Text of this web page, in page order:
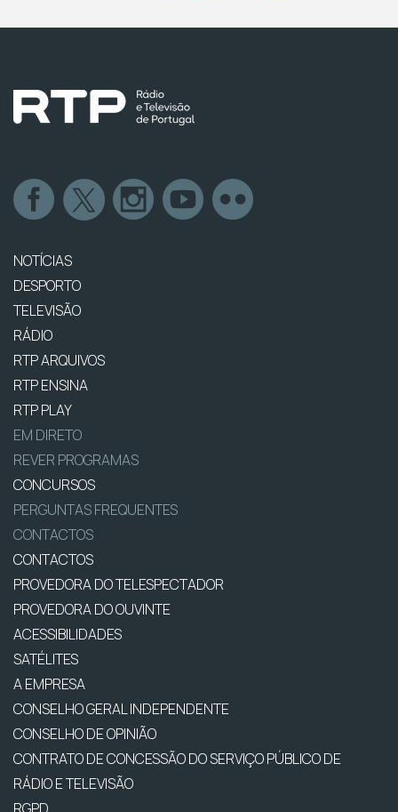
NOTÍCIAS
DESPORTO
TELEVISÃO
RÁDIO
RTP ARQUIVOS
RTP ENSINA
RTP PLAY
EM DIRETO
REVER PROGRAMAS
CONCURSOS
PERGUNTAS FREQUENTES
CONTACTOS
CONTACTOS
PROVEDORA DO TELESPECTADOR
PROVEDORA DO OUVINTE
ACESSIBILIDADES
SATÉLITES
A EMPRESA
CONSELHO GERAL INDEPENDENTE
CONSELHO DE OPINIÃO
CONTRATO DE CONCESSÃO DO SERVIÇO PÚBLICO DE
RÁDIO E TELEVISÃO